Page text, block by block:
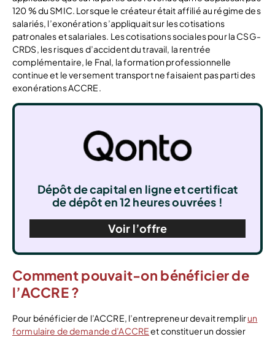
120 % du SMIC. Lorsque le créateur était affilié au régime des
salariés, l’exonération s’appliquait sur les cotisations
patronales et salariales. Les cotisations sociales pour la CSG-
CRDS, les risques d’accident du travail, la rentrée
complémentaire, le Fnal, la formation professionnelle
continue et le versement transport ne faisaient pas parti des
exonérations ACCRE.
Dépôt de capital en ligne et certificat
de dépôt en 12 heures ouvrées !
Voir l’offre
Comment pouvait-on bénéficier de
l’ACCRE ?
Pour bénéficier de l’ACCRE, l’entrepreneur devait remplirun
formulaire de demande d’ACCREet constituer un dossier